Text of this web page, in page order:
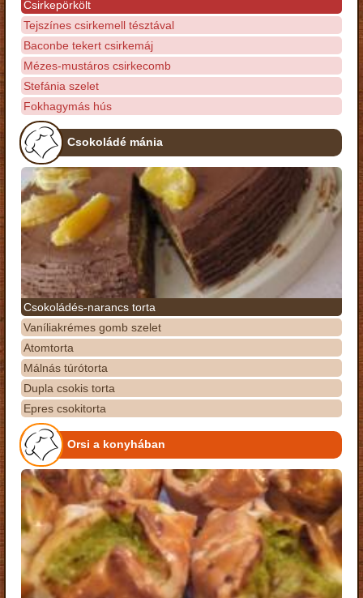
Csirkepörkölt
Tejszínes csirkemell tésztával
Baconbe tekert csirkemáj
Mézes-mustáros csirkecomb
Stefánia szelet
Fokhagymás hús
Csokoládé mánia
Csokoládés-narancs torta
Vaníliakrémes gomb szelet
Atomtorta
Málnás túrótorta
Dupla csokis torta
Epres csokitorta
Orsi a konyhában